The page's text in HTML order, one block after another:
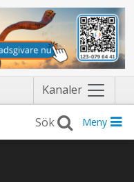
Kanaler Näytä
valikko
Meny